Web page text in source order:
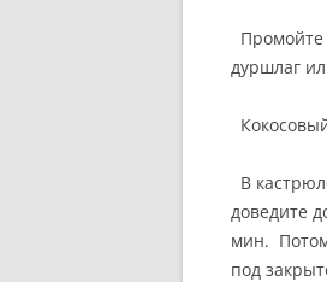
Промойте
дуршлаг
В
доведите
мин.
под